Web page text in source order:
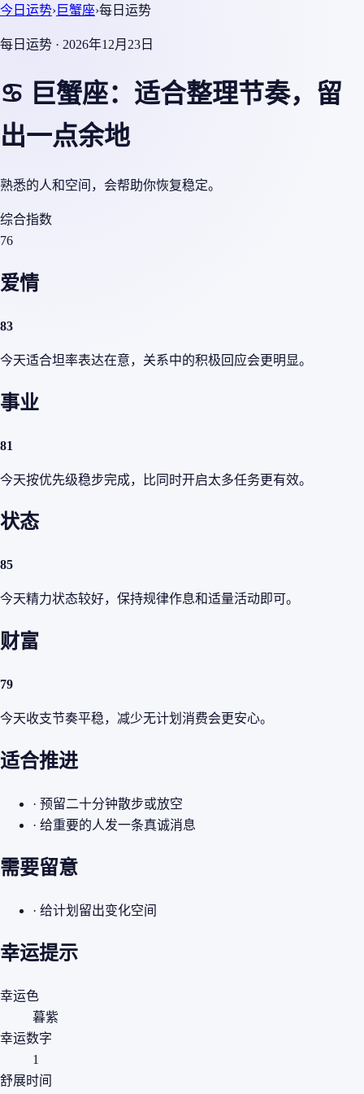
今日运势›巨蟹座›每日运势
每日运势 · 2026年12月23日
♋ 巨蟹座：适合整理节奏，留
出一点余地
熟悉的人和空间，会帮助你恢复稳定。
综合指数
76
爱情
83
今天适合坦率表达在意，关系中的积极回应会更明显。
事业
81
今天按优先级稳步完成，比同时开启太多任务更有效。
状态
85
今天精力状态较好，保持规律作息和适量活动即可。
财富
79
今天收支节奏平稳，减少无计划消费会更安心。
适合推进
· 预留二十分钟散步或放空
· 给重要的人发一条真诚消息
需要留意
· 给计划留出变化空间
幸运提示
幸运色
暮紫
幸运数字
1
舒展时间